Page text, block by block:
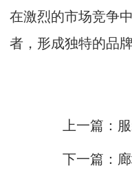
在激烈的市场竞争
者，形成独特的品牌